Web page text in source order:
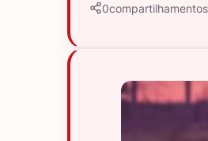
0compartilhamentos